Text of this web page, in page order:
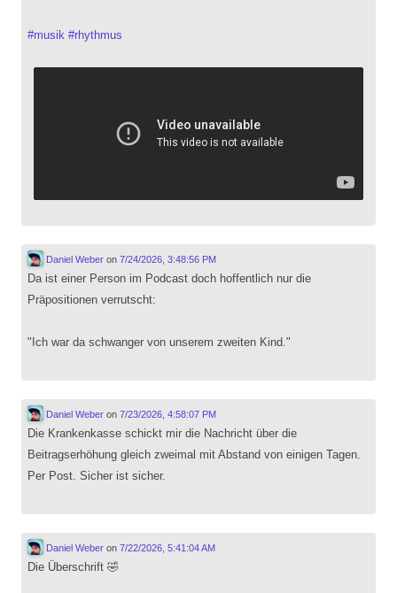
#musik #rhythmus
Daniel Weberon 7/24/2026, 3:48:56 PM
Da ist einer Person im Podcast doch hoffentlich nur die
Präpositionen verrutscht:
"Ich war da schwanger von unserem zweiten Kind."
Daniel Weberon 7/23/2026, 4:58:07 PM
Die Krankenkasse schickt mir die Nachricht über die
Beitragserhöhung gleich zweimal mit Abstand von einigen Tagen.
Per Post. Sicher ist sicher.
Daniel Weberon 7/22/2026, 5:41:04 AM
Die Überschrift 🤣